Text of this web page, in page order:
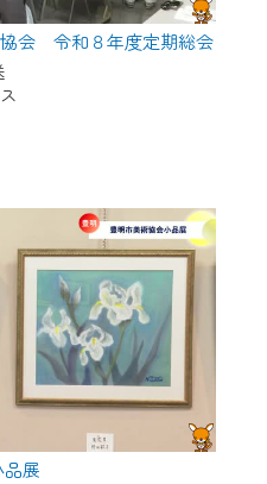
協会 令和８年度定期総会
品展